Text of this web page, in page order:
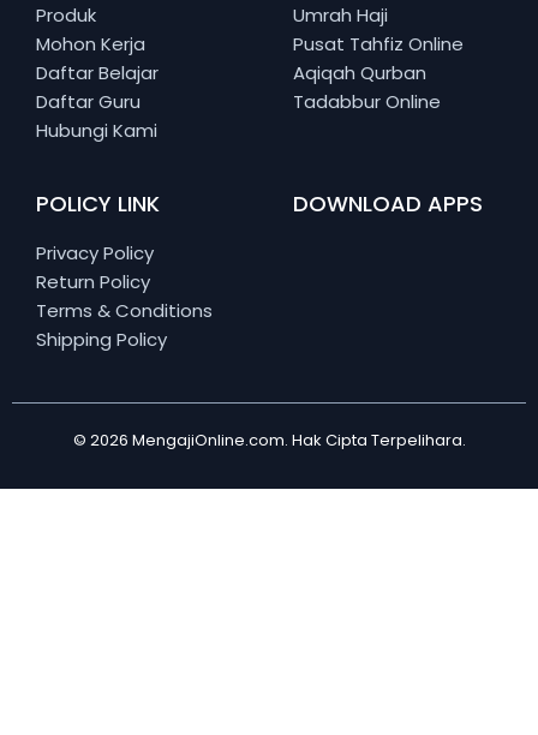
Produk
Mohon Kerja
Daftar Belajar
Daftar Guru
Hubungi Kami
Umrah Haji
Pusat Tahfiz Online
Aqiqah Qurban
Tadabbur Online
POLICY LINK
Privacy Policy
Return Policy
Terms & Conditions
Shipping Policy
DOWNLOAD APPS
© 2026 MengajiOnline.com. Hak Cipta Terpelihara.